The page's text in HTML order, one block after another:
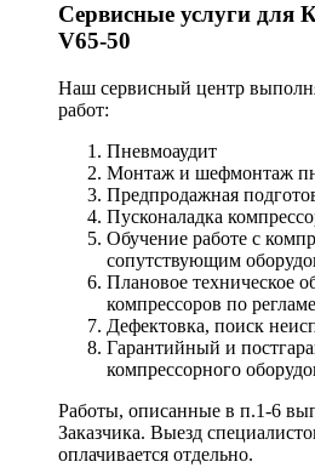
Сервисные услуги для
V65-50
Наш сервисный центр
работ:
Пневмоаудит
Монтаж и шефмонтаж
Предпродажная
Пусконаладка
Обучение работе с
сопутствующим
Плановое техническое
компрессоров по
Дефектовка, поиск
Гарантийный и
компрессорного
Работы, описанные в п.1-6
Заказчика. Выезд
оплачивается отдельно.